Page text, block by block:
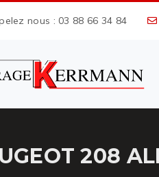
nous : 03 88 66 34 84
208